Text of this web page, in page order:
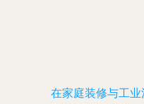
在家庭装修与工